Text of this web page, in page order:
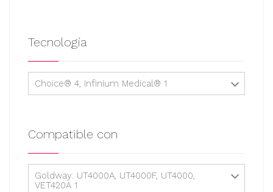
Tecnología
Choice® 4, Infinium Medical® 1
Compatible con
Goldway: UT4000A, UT4000F, UT4000,
VET420A 1